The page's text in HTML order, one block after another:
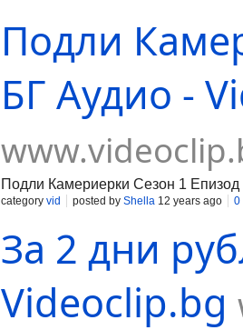
Подли
БГ Аудио -
Подли Камериерки Сезон 1
category vid posted by Shella 12 years ago 0
За 2 дни
Videoclip.bg